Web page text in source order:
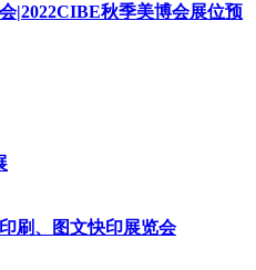
|2022CIBE秋季美博会展位预
刷、图文快印展览会